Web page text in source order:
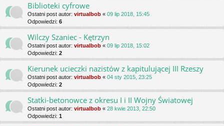
Biblioteki cyfrowe
Ostatni post autor: virtualbob « 09 lip 2018, 15:45
Odpowiedzi: 6
Wilczy Szaniec - Kętrzyn
Ostatni post autor: virtualbob « 09 lip 2018, 15:02
Odpowiedzi: 2
Kierunek ucieczki nazistów z kapitulującej III Rzeszy
Ostatni post autor: virtualbob « 04 sty 2015, 23:25
Odpowiedzi: 2
Statki-betonowce z okresu I i II Wojny Światowej
Ostatni post autor: virtualbob « 28 kwie 2013, 22:50
Odpowiedzi: 1